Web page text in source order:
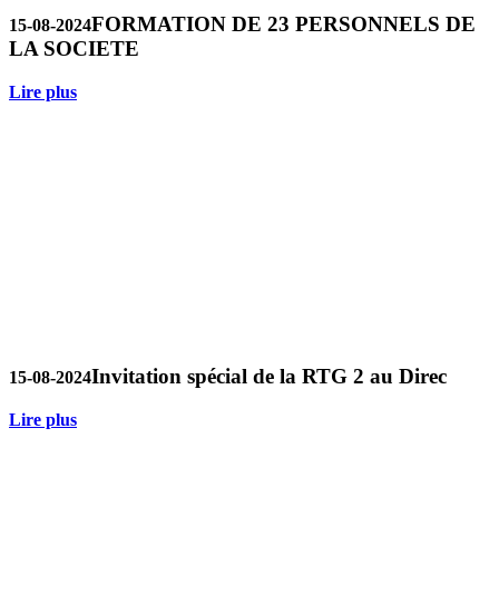
15-08-2024FORMATION DE 23 PERSONNELS DE
LA SOCIETE
Lire plus
15-08-2024Invitation spécial de la RTG 2 au Direc
Lire plus